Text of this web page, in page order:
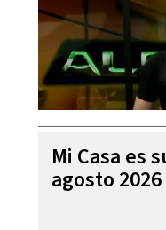
Mi Casa es
agosto 2026